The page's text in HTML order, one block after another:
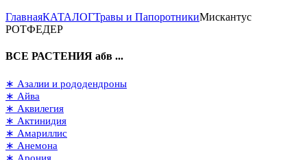
ГлавнаяКАТАЛОГТравы и ПапоротникиМискантус
РОТФЕДЕР
ВСЕ РАСТЕНИЯ абв ...
∗ Азалии и рододендроны
∗ Айва
∗ Аквилегия
∗ Актинидия
∗ Амариллис
∗ Анемона
∗ Арония